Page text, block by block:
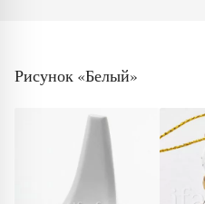
Рисунок «Белый»